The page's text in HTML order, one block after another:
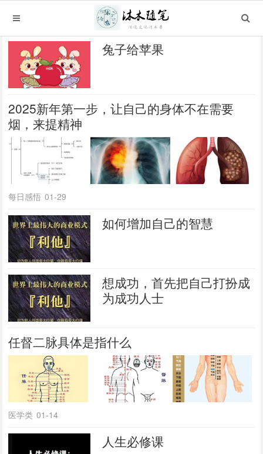
兔子给苹果
2025新年第一步，让自己的身体不在需要
烟，来提精神
每日感悟 01-29
如何增加自己的智慧
想成功，首先把自己打扮成
为成功人士
任督二脉具体是指什么
医学类 01-14
人生必修课